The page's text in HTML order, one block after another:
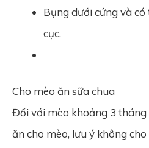
Bụng dưới cứng và
cục.
Cho mèo ăn sữa chua
Đối với mèo khoảng 3
ăn cho mèo, lưu ý không